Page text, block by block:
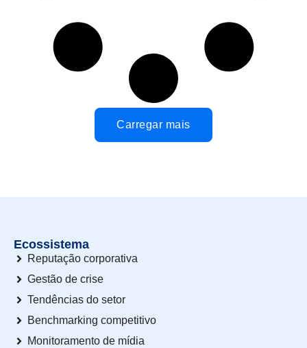
Carregar mais
Ecossistema
Reputação corporativa
Gestão de crise
Tendências do setor
Benchmarking competitivo
Monitoramento de mídia